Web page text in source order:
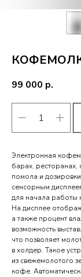
99 000 р.
Электронная
барах,
помола и
сенсорным
для начала работы
На дисплее
а также процент
возможность
что позволяет
в холдер. Такое
из свежемолотого
кофе.